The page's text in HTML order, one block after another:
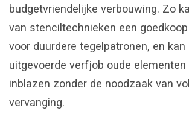
budgetvriendelijke verbouwing. Zo
van stenciltechnieken een
voor duurdere tegelpatronen, en kan
uitgevoerde verfjob oude elementen
inblazen zonder de noodzaak van
vervanging.